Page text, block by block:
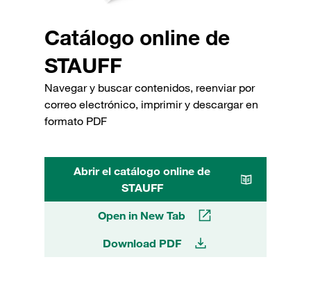
Catálogo online de
STAUFF
Navegar y buscar contenidos, reenviar por
correo electrónico, imprimir y descargar en
formato PDF
Abrir el catálogo online de
STAUFF
Open in New Tab
Download PDF